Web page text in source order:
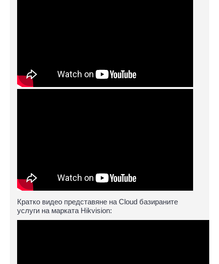
Кратко видео представяне на Cloud базираните
услуги на марката Hikvision: